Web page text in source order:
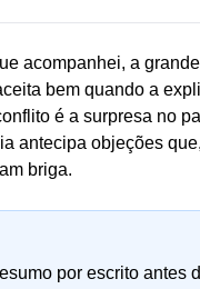
acompanhei, a
bem quando a
é a surpresa no
antecipa objeções
briga.
por escrito antes